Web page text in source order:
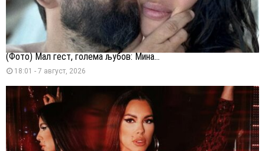
(Фото) Мал гест, голема љубов: Мина...
18:01 - 7 август, 2026